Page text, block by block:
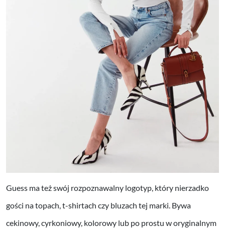
Guess ma też swój rozpoznawalny logotyp, który nierzadko
gości na topach, t-shirtach czy bluzach tej marki. Bywa
cekinowy, cyrkoniowy, kolorowy lub po prostu w oryginalnym